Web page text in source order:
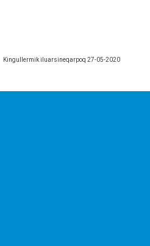
Kingullermik iluarsineqarpoq 27-05-2020